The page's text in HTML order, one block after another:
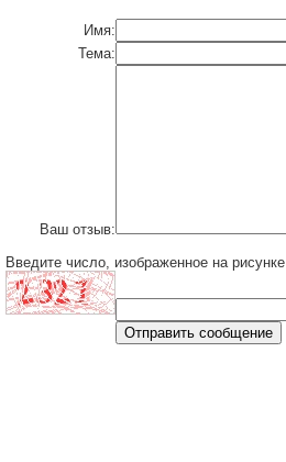
Имя:
Тема:
Ваш отзыв:
Введите число, изображенное на рисунке